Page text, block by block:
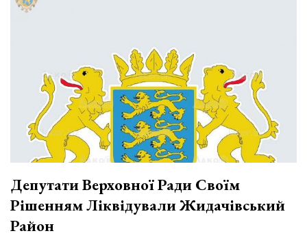
Депутати Верховної Ради Своїм
Рішенням Ліквідували Жидачівський
Район